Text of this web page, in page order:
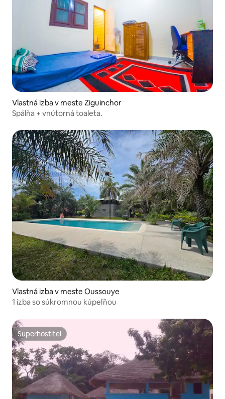
Vlastná izba v meste Ziguinchor
Spálňa + vnútorná toaleta.
Vlastná izba v meste Oussouye
1 izba so súkromnou kúpeľňou
Superhostiteľ
Superhostiteľ